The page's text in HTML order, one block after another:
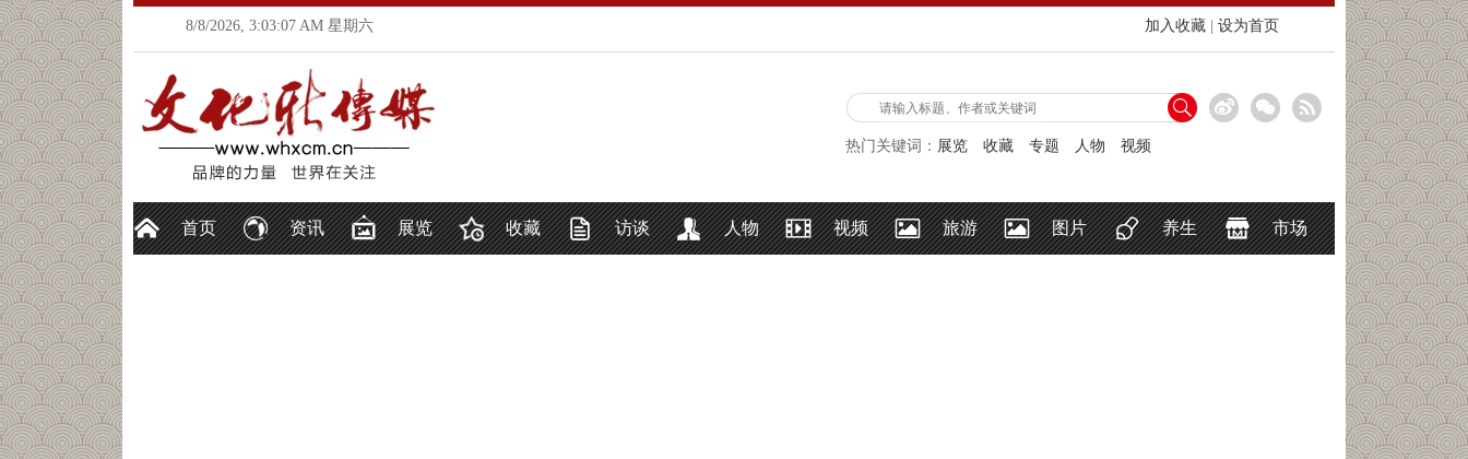
8/8/2026, 3:03:09 AM 星期六 加入收藏 设为首页
热门关键词： 展览 收藏 专题 人物 视频
首页 资讯 展览 收藏 访谈 人物 视频 旅游 图片 养生 市场